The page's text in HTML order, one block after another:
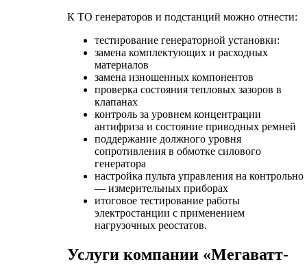
К ТО генераторов и подстанций можно отнести:
тестирование генераторной установки:
замена комплектующих и расходных
материалов
замена изношенных компонентов
проверка состояния тепловых зазоров в
клапанах
контроль за уровнем концентрации
антифриза и состояние приводных ремней
поддержание должного уровня
сопротивления в обмотке силового
генератора
настройка пульта управления на контрольно
— измерительных приборах
итоговое тестирование работы
электростанции с применением
нагрузочных реостатов.
Услуги компании «Мегаватт-